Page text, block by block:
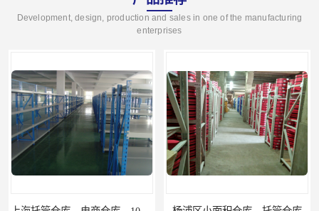
Development, design, production and sales in one of the manufacturing
enterprises